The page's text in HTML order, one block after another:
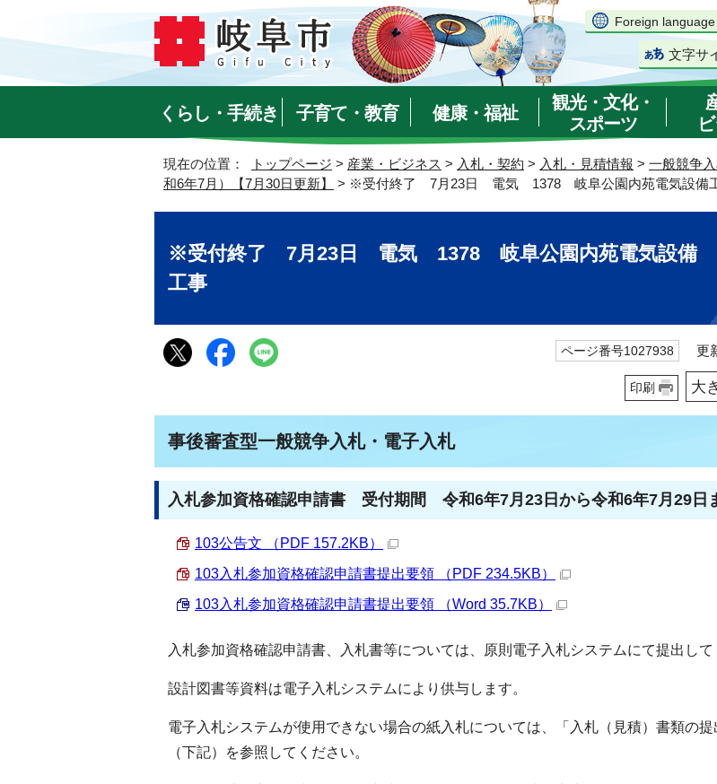
Foreign language
文字サ
くらし・手続き 子育て・教育 健康・福祉
観光・文化・
スポーツ
現在の位置： トップページ > 産業・ビジネス > 入札・契約 > 入札・見積情報 > 一般競争
和6年7月）【7月30日更新】
> ※受付終了 7月23日 電気 1378 岐阜公園内苑電気設備
※受付終了 7月23日 電気 1378 岐阜公園内苑電気設備
工事
ページ番号1027938 更
印刷 大
事後審査型一般競争入札・電子入札
入札参加資格確認申請書 受付期間 令和6年7月23日から令和6年7月29日
103公告文 （PDF 157.2KB）
103入札参加資格確認申請書提出要領 （PDF 234.5KB）
103入札参加資格確認申請書提出要領 （Word 35.7KB）
入札参加資格確認申請書、入札書等については、原則電子入札システムにて提出して
設計図書等資料は電子入札システムにより供与します。
電子入札システムが使用できない場合の紙入札については、「入札（見積）書類の提
（下記）を参照してください。